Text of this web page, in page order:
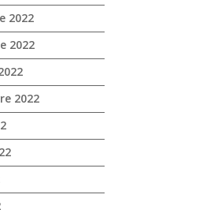
2022
2022
2022